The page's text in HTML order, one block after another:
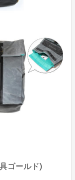
ゴールド)